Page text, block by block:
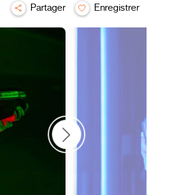
Partager Enregistrer